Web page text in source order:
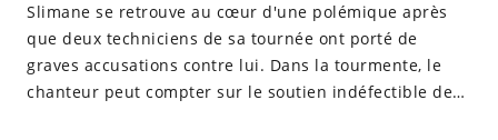
Slimane se retrouve au cœur d'une polémique après
que deux techniciens de sa tournée ont porté de
graves accusations contre lui. Dans la tourmente, le
chanteur peut compter sur le soutien indéfectible de